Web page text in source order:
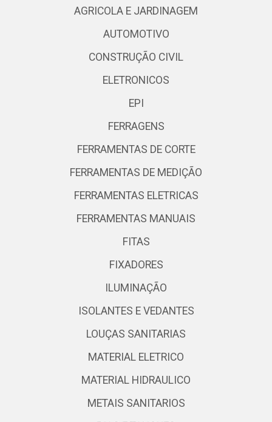
AGRICOLA E JARDINAGEM
AUTOMOTIVO
CONSTRUÇÃO CIVIL
ELETRONICOS
EPI
FERRAGENS
FERRAMENTAS DE CORTE
FERRAMENTAS DE MEDIÇÃO
FERRAMENTAS ELETRICAS
FERRAMENTAS MANUAIS
FITAS
FIXADORES
ILUMINAÇÃO
ISOLANTES E VEDANTES
LOUÇAS SANITARIAS
MATERIAL ELETRICO
MATERIAL HIDRAULICO
METAIS SANITARIOS